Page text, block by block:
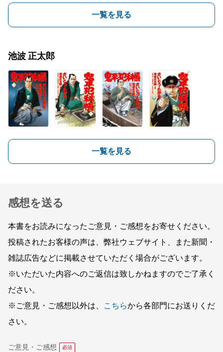
一覧を見る
池波 正太郎
一覧を見る
感想を送る
本書をお読みになったご意見・ご感想をお寄せください。
投稿されたお客様の声は、弊社ウェブサイト、また新聞・
雑誌広告などに掲載させていただく場合がございます。
※いただいた内容へのご返信は致しかねますのでご了承く
ださい。
※ご意見・ご感想以外は、
こちらから各部門にお送りくだ
さい。
ご意見・ご感想